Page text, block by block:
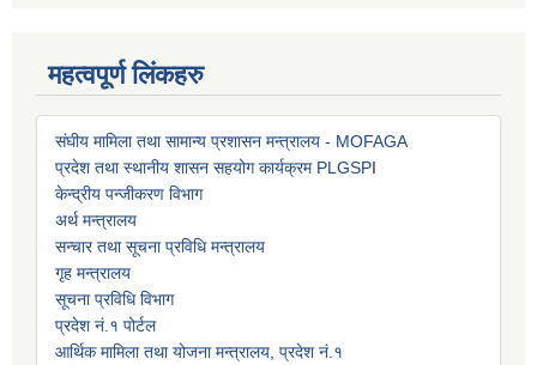
महत्वपूर्ण लिंकहरु
संघीय मामिला तथा सामान्य प्रशासन मन्त्रालय - MOFAGA
प्रदेश तथा स्थानीय शासन सहयोग कार्यक्रम PLGSPI
केन्द्रीय पन्जीकरण विभाग
अर्थ मन्त्रालय
सन्चार तथा सूचना प्रविधि मन्त्रालय
गृह मन्त्रालय
सूचना प्रविधि विभाग
प्रदेश नं.१ पोर्टल
आर्थिक मामिला तथा योजना मन्त्रालय, प्रदेश नं.१